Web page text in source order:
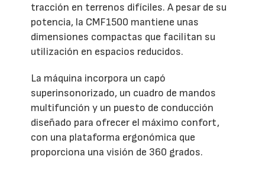
tracción en terrenos difíciles. A pesar de su
potencia, la CMF1500 mantiene unas
dimensiones compactas que facilitan su
utilización en espacios reducidos.
La máquina incorpora un capó
superinsonorizado, un cuadro de mandos
multifunción y un puesto de conducción
diseñado para ofrecer el máximo confort,
con una plataforma ergonómica que
proporciona una visión de 360 grados.